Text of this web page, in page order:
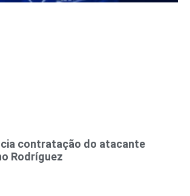
contratação do atacante
Rodríguez